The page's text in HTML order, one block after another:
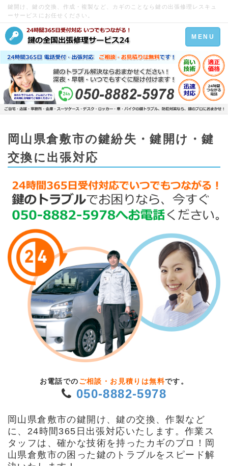
鍵開け、鍵の交換、作成・複製など、カギのことなら鍵の出張修理レスキュ
ーサービスにお任せください。
Toggle
navigation
MENU
岡山県倉敷市の鍵紛失・鍵開け・鍵
交換に出張対応
お電話での ご相談・お見積りは無料です。
050-8882-5978
岡山県倉敷市の鍵開け、鍵の交換、作製など
に、24時間365日出張対応いたします。作業ス
タッフは、確かな技術を持ったカギのプロ！岡
山県倉敷市の困った鍵のトラブルをスピード解